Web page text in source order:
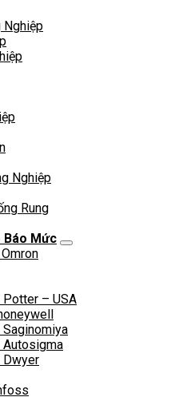
Nghiệp
Nghiệp
Rung
Báo Mức
Potter – USA
Saginomiya
Autosigma
Dwyer